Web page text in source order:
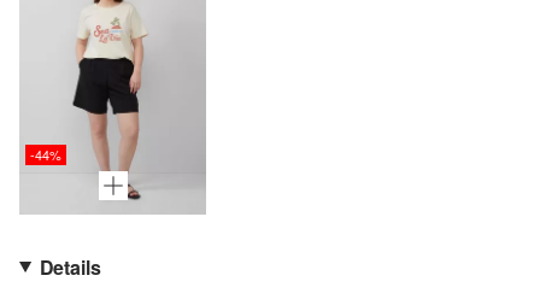
-44%
Details